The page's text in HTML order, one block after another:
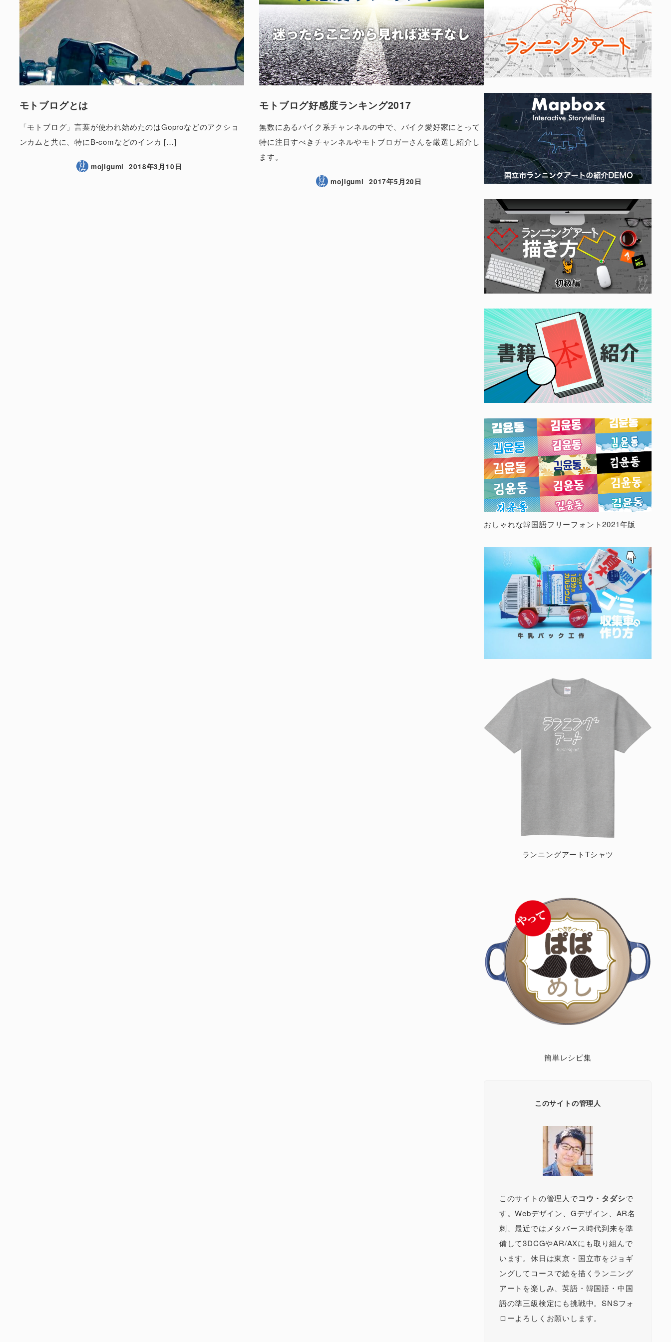
モトブログとは
「モトブログ」言葉が使われ始めたのはGoproなどのアクショ
ンカムと共に、特にB-comなどのインカ […]
mojigumi 2018年3月10日
モトブログ好感度ランキング2017
無数にあるバイク系チャンネルの中で、バイク愛好家にとって
特に注目すべきチャンネルやモトブロガーさんを厳選し紹介し
ます。
mojigumi 2017年5月20日
おしゃれな韓国語フリーフォント2021年版
ランニングアートTシャツ
簡単レシピ集
このサイトの管理人
このサイトの管理人でコウ・タダシで
す。Webデザイン、Gデザイン、AR名
刺、最近ではメタバース時代到来を準
備して3DCGやAR/AXにも取り組んで
います。休日は東京・国立市をジョギ
ングしてコースで絵を描くランニング
アートを楽しみ、英語・韓国語・中国
語の準三級検定にも挑戦中。SNSフォ
ローよろしくお願いします。